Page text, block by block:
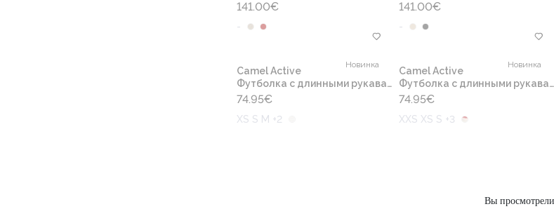
141.00€
-
141.00€
-
Новинка
Camel Active
Футболка с длинными рукавами
74.95€
XS S M +2
Новинка
Camel Active
Футболка с длинными рукавами
74.95€
XXS XS S +3
Вы